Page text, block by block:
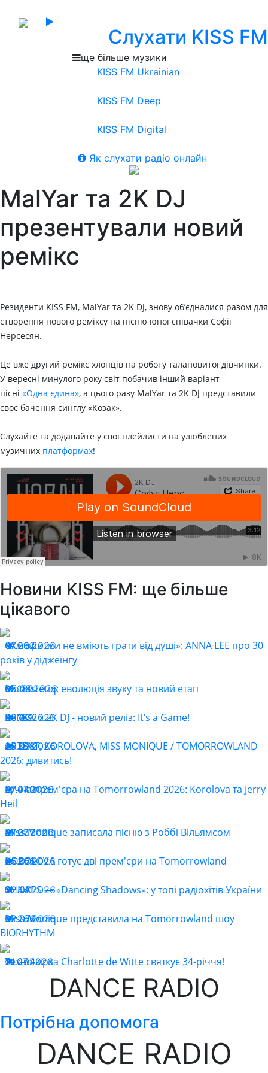
Слухати KISS FM
ще більше музики
KISS FM Ukrainian
KISS FM Deep
KISS FM Digital
Як слухати радіо онлайн
MalYar та 2K DJ
презентували новий
ремікс
Резиденти KISS FM, MalYar та 2K DJ, знову об’єдналися разом для
створення нового реміксу на пісню юної співачки Софії
Нерсесян.
Це вже другий ремікс хлопців на роботу талановитої дівчинки.
У вересні минулого року світ побачив інший варіант
пісні «Одна єдина», а цього разу MalYar та 2K DJ представили
своє бачення синглу «Козак».
Слухайте та додавайте у свої плейлисти на улюблених
музичних платформах!
Новини KISS FM: ще більше
цікавого
07.08.2026
202
«Алгоритми не вміють грати від душі»: ANNA LEE про 30
років у діджеїнгу
05.08.2026
180
Monastetiq: еволюція звуку та новий етап
29.07.2026
169
ReMOv x 2K DJ - новий реліз: It’s a Game!
29.07.2026
398
ARTBAT, KOROLOVA, MISS MONIQUE / TOMORROWLAND
2026: дивитись!
27.07.2026
440
Гучна прем'єра на Tomorrowland 2026: Korolova та Jerry
Heil
27.07.2026
257
Miss Monique записала пісню з Роббі Вільямсом
25.07.2026
266
KOROLOVA готує дві прем'єри на Tomorrowland
22.07.2026
441
SHNAPS — «Dancing Shadows»: у топі радіохітів України
22.07.2026
266
Miss Monique представила на Tomorrowland шоу
BIORHYTHM
21.07.2026
204
Техно-зірка Charlotte de Witte святкує 34-річчя!
DANCE RADIO
Потрібна допомога
DANCE RADIO